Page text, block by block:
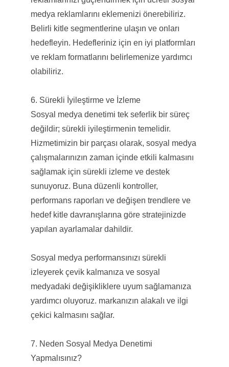
medya reklamlarını eklemenizi önerebiliriz.
Belirli kitle segmentlerine ulaşın ve onları
hedefleyin. Hedefleriniz için en iyi platformları
ve reklam formatlarını belirlemenize yardımcı
olabiliriz.
6. Sürekli İyileştirme ve İzleme
Sosyal medya denetimi tek seferlik bir süreç
değildir; sürekli iyileştirmenin temelidir.
Hizmetimizin bir parçası olarak, sosyal medya
çalışmalarınızın zaman içinde etkili kalmasını
sağlamak için sürekli izleme ve destek
sunuyoruz. Buna düzenli kontroller,
performans raporları ve değişen trendlere ve
hedef kitle davranışlarına göre stratejinizde
yapılan ayarlamalar dahildir.
Sosyal medya performansınızı sürekli
izleyerek çevik kalmanıza ve sosyal
medyadaki değişikliklere uyum sağlamanıza
yardımcı oluyoruz. markanızın alakalı ve ilgi
çekici kalmasını sağlar.
7. Neden Sosyal Medya Denetimi
Yapmalısınız?